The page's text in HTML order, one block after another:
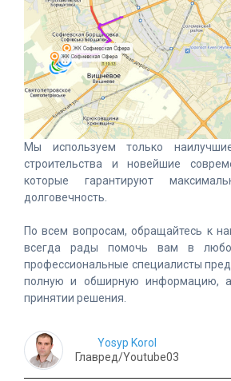
Мы используем только
строительства и новейшие
которые гарантируют
долговечность.
По всем вопросам, обращайтесь к
всегда рады помочь вам в
профессиональные специалисты
полную и обширную информацию,
принятии решения.
Yosyp Korol
Главред/Youtube03